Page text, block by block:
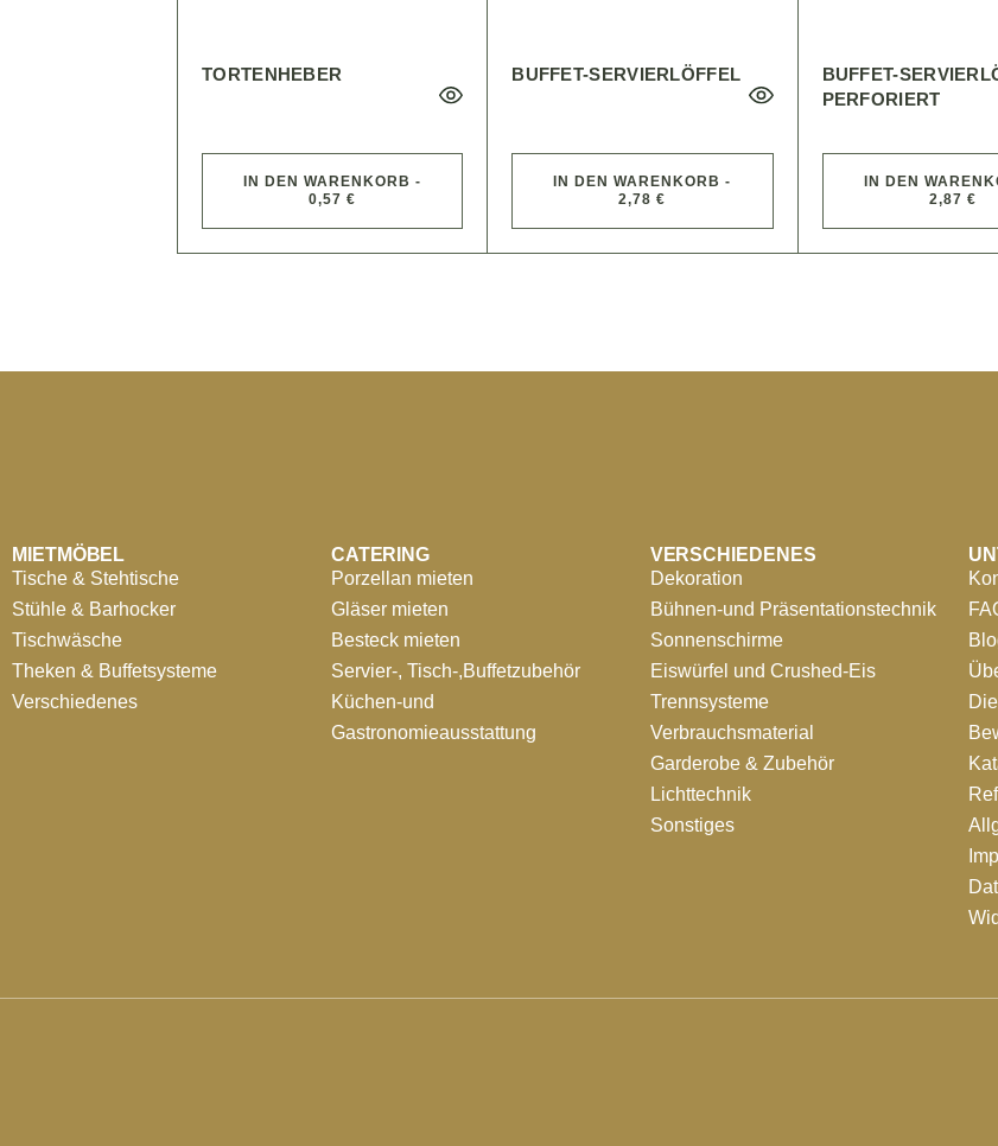
TORTENHEBER
IN DEN WARENKORB -
0,57 €
BUFFET-SERVIERLÖFFEL
IN DEN WARENKORB -
2,78 €
BUFFET-
PERFORIERT
IN DEN
2,87 €
MIETMÖBEL
Tische & Stehtische
Stühle & Barhocker
Tischwäsche
Theken & Buffetsysteme
Verschiedenes
CATERING
Porzellan mieten
Gläser mieten
Besteck mieten
Servier-, Tisch-,Buffetzubehör
Küchen-und
Gastronomieausstattung
VERSCHIEDENES
Dekoration
Bühnen-und Präsentationstechnik
Sonnenschirme
Eiswürfel und Crushed-Eis
Trennsysteme
Verbrauchsmaterial
Garderobe & Zubehör
Lichttechnik
Sonstiges